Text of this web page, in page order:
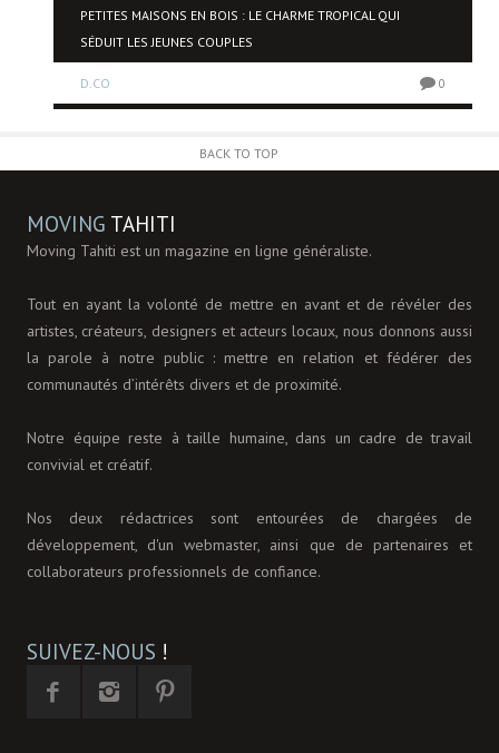
PETITES MAISONS EN BOIS : LE CHARME TROPICAL QUI
SÉDUIT LES JEUNES COUPLES
D.CO 0
BACK TO TOP
MOVING TAHITI
Moving Tahiti est un magazine en ligne généraliste.
Tout en ayant la volonté de mettre en avant et de révéler des
artistes, créateurs, designers et acteurs locaux, nous donnons aussi
la parole à notre public : mettre en relation et fédérer des
communautés d’intérêts divers et de proximité.
Notre équipe reste à taille humaine, dans un cadre de travail
convivial et créatif.
Nos deux rédactrices sont entourées de chargées de
développement, d'un webmaster, ainsi que de partenaires et
collaborateurs professionnels de confiance.
SUIVEZ-NOUS !